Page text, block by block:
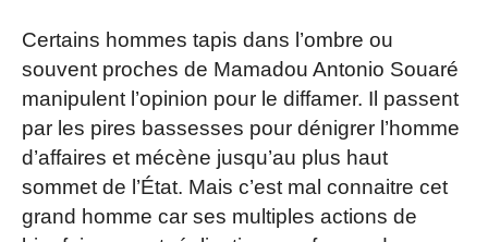
Certains hommes tapis dans l’ombre ou
souvent proches de Mamadou Antonio Souaré
manipulent l’opinion pour le diffamer. Il passent
par les pires bassesses pour dénigrer l’homme
d’affaires et mécène jusqu’au plus haut
sommet de l’État. Mais c’est mal connaitre cet
grand homme car ses multiples actions de